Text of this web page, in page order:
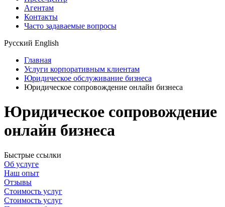
Агентам
Контакты
Часто задаваемые вопросы
Русский English
Главная
Услуги корпоративным клиентам
Юридическое обслуживание бизнеса
Юридическое сопровождение онлайн бизнеса
Юридическое сопровождение
онлайн бизнеса
Быстрые ссылки
Об услуге
Наш опыт
Отзывы
Стоимость услуг
Стоимость услуг